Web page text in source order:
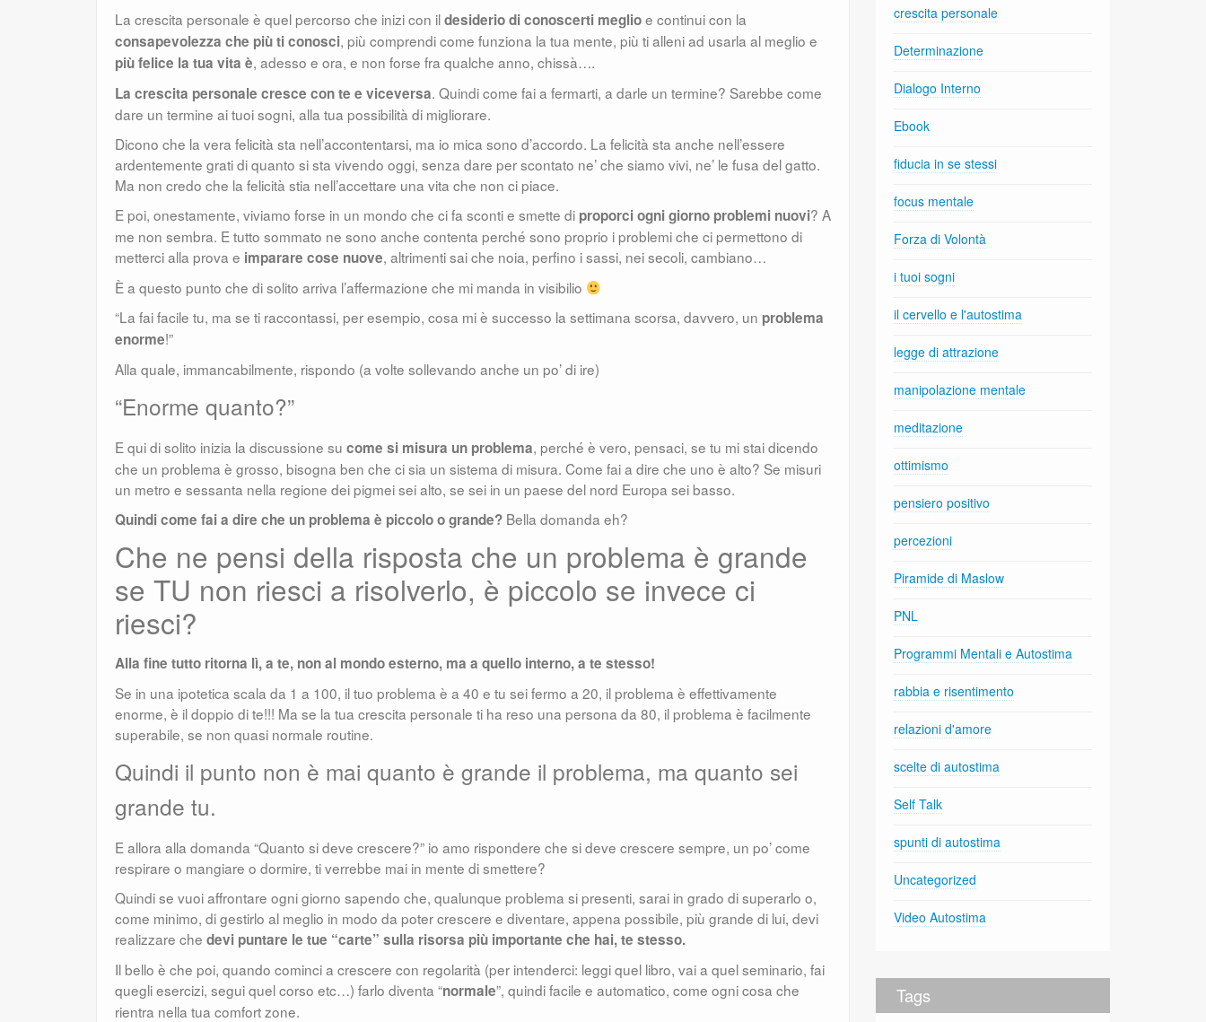
La crescita personale è quel percorso che inizi con ildesiderio di conoscerti meglioe continui con la
consapevolezza che più ti conosci, più comprendi come funziona la tua mente, più ti alleni ad usarla al meglio e
più felice la tua vita è, adesso e ora, e non forse fra qualche anno, chissà….
La crescita personale cresce con te e viceversa. Quindi come fai a fermarti, a darle un termine? Sarebbe come
dare un termine ai tuoi sogni, alla tua possibilità di migliorare.
Dicono che la vera felicità sta nell’accontentarsi, ma io mica sono d’accordo. La felicità sta anche nell’essere
ardentemente grati di quanto si sta vivendo oggi, senza dare per scontato ne’ che siamo vivi, ne’ le fusa del gatto.
Ma non credo che la felicità stia nell’accettare una vita che non ci piace.
E poi, onestamente, viviamo forse in un mondo che ci fa sconti e smette di proporci ogni giorno problemi nuovi? A
me non sembra. E tutto sommato ne sono anche contenta perché sono proprio i problemi che ci permettono di
metterci alla prova e imparare cose nuove, altrimenti sai che noia, perfino i sassi, nei secoli, cambiano…
È a questo punto che di solito arriva l’affermazione che mi manda in visibilio
“La fai facile tu, ma se ti raccontassi, per esempio, cosa mi è successo la settimana scorsa, davvero, un problema
enorme!”
Alla quale, immancabilmente, rispondo (a volte sollevando anche un po’ di ire)
“Enorme quanto?”
E qui di solito inizia la discussione su come si misura un problema, perché è vero, pensaci, se tu mi stai dicendo
che un problema è grosso, bisogna ben che ci sia un sistema di misura. Come fai a dire che uno è alto? Se misuri
un metro e sessanta nella regione dei pigmei sei alto, se sei in un paese del nord Europa sei basso.
Quindi come fai a dire che un problema è piccolo o grande? Bella domanda eh?
Che ne pensi della risposta che un problema è grande
se TU non riesci a risolverlo, è piccolo se invece ci
riesci?
Alla fine tutto ritorna lì, a te, non al mondo esterno, ma a quello interno, a te stesso!
Se in una ipotetica scala da 1 a 100, il tuo problema è a 40 e tu sei fermo a 20, il problema è effettivamente
enorme, è il doppio di te!!! Ma se la tua crescita personale ti ha reso una persona da 80, il problema è facilmente
superabile, se non quasi normale routine.
Quindi il punto non è mai quanto è grande il problema, ma quanto sei
grande tu.
E allora alla domanda “Quanto si deve crescere?” io amo rispondere che si deve crescere sempre, un po’ come
respirare o mangiare o dormire, ti verrebbe mai in mente di smettere?
Quindi se vuoi affrontare ogni giorno sapendo che, qualunque problema si presenti, sarai in grado di superarlo o,
come minimo, di gestirlo al meglio in modo da poter crescere e diventare, appena possibile, più grande di lui, devi
realizzare che devi puntare le tue “carte” sulla risorsa più importante che hai, te stesso.
Il bello è che poi, quando cominci a crescere con regolarità (per intenderci: leggi quel libro, vai a quel seminario, fai
quegli esercizi, segui quel corso etc…) farlo diventa “normale”, quindi facile e automatico, come ogni cosa che
rientra nella tua comfort zone.
crescita personale
Determinazione
Dialogo Interno
Ebook
fiducia in se stessi
focus mentale
Forza di Volontà
i tuoi sogni
il cervello e l'autostima
legge di attrazione
manipolazione mentale
meditazione
ottimismo
pensiero positivo
percezioni
Piramide di Maslow
PNL
Programmi Mentali e Autostima
rabbia e risentimento
relazioni d'amore
scelte di autostima
Self Talk
spunti di autostima
Uncategorized
Video Autostima
Tags